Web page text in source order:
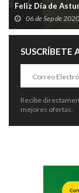
Feliz Día de
06 de Sep de 2020
SUSCRÍBETE
Recibe
mejores ofertas.